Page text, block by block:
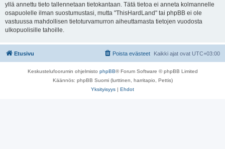
yllä annettu tieto tallennetaan tietokantaan. Tätä tietoa ei anneta kolmannelle
osapuolelle ilman suostumustasi, mutta "ThisHardLand" tai phpBB ei ole
vastuussa mahdollisen tietoturvamurron aiheuttamasta tietojen vuodosta
ulkopuolisille tahoille.
Etusivu Kaikki ajat ovat UTC+03:00
Poista evästeet
Keskustelufoorumin ohjelmisto phpBB® Forum Software © phpBB Limited
Käännös: phpBB Suomi (lurttinen, harritapio, Pettis)
Yksityisyys | Ehdot